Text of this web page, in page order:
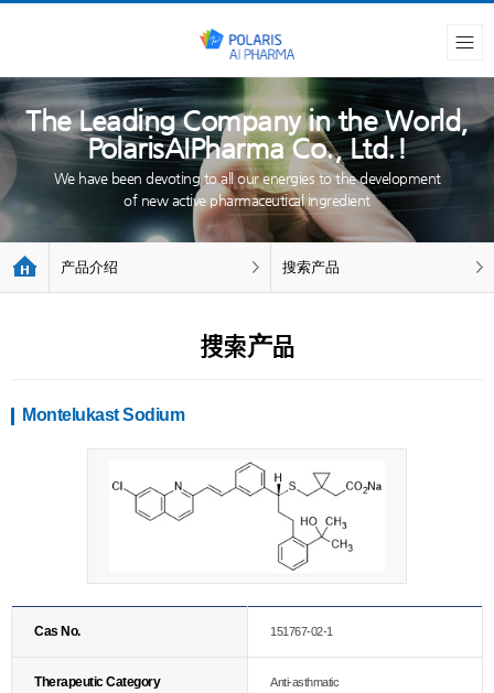
The Leading Company in the World,
PolarisAIPharma Co., Ltd.!
We have been devoting to all our energies to the development
of new active pharmaceutical ingredient
产品介绍 搜索产品
搜索产品
Montelukast Sodium
Cas No. 151767-02-1
Therapeutic Category Anti-asthmatic